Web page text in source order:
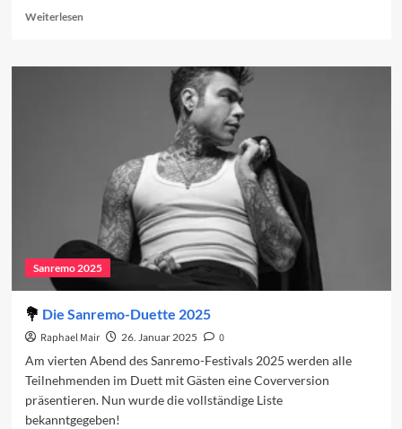
WeiterlesenRead
Vorschau
Sanremo 2025
Die Sanremo-Duette 2025
Raphael Mair 26. Januar 2025
0
Am vierten Abend des Sanremo-Festivals 2025 werden alle
Teilnehmenden im Duett mit Gästen eine Coverversion
präsentieren. Nun wurde die vollständige Liste
bekanntgegeben!